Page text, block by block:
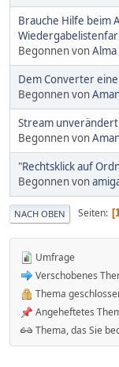
Brauche Hilfe beim
Begonnen vonAlma
Dem Converter
Begonnen von
Stream
Begonnen von
"Rechtsklick auf
Begonnen von
NACH OBEN Seiten
Umfrage
Verschobenes
Thema
Angeheftetes
Thema, das Sie